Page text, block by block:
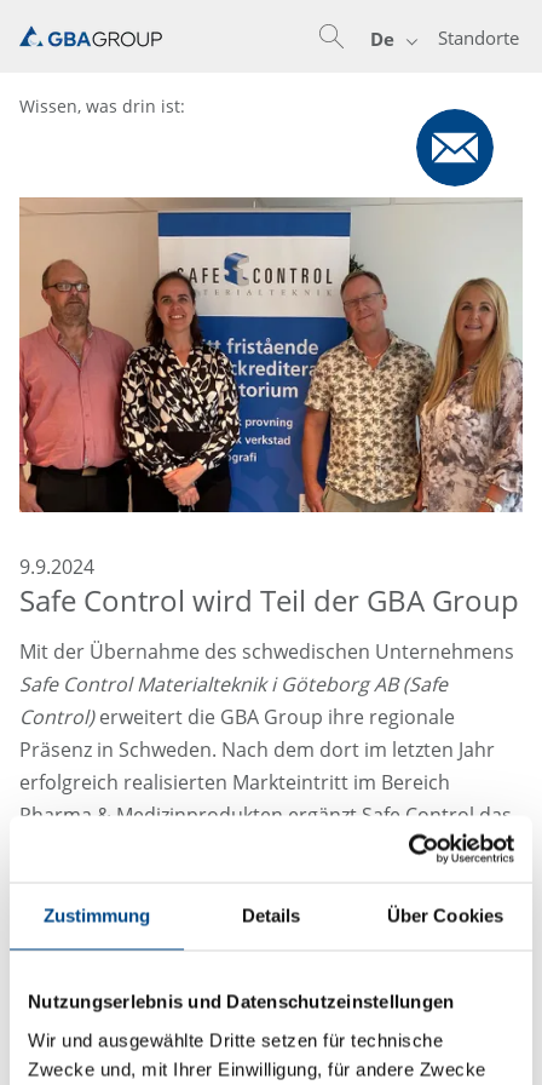
Zustimmung Details Über Cookies
Nutzungserlebnis und Datenschutzeinstellungen
Wir und ausgewählte Dritte setzen für technische
Zwecke und, mit Ihrer Einwilligung, für andere Zwecke
Standorte
De
Wissen, was drin ist:
9.9.2024
Safe Control wird Teil der GBA Group
Mit der Übernahme des schwedischen Unternehmens
Safe Control Materialteknik i Göteborg AB (Safe
Control)erweitert die GBA Group ihre regionale
Präsenz in Schweden. Nach dem dort im letzten Jahr
erfolgreich realisierten Markteintritt im Bereich
Pharma & Medizinprodukten ergänzt Safe Control das
Dienstleistungsportfolio der GBA Group sinnvoll im
Group setzt mit dieser Akquisition ihren Kurs fort, sich
mit einem breiten Dienstleistungsportfolio in
Safe Control begann vor über 110 Jahren als
Betriebslabor einer Werft von Götaverken und ist